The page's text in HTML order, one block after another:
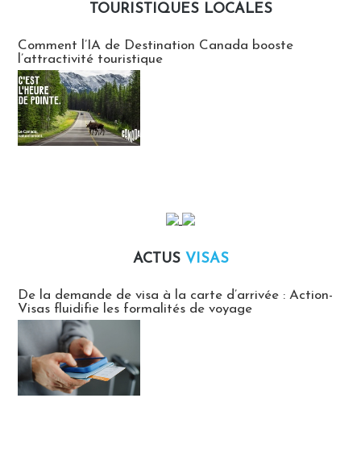
TOURISTIQUES LOCALES
Comment l’IA de Destination Canada booste
l’attractivité touristique
ACTUS VISAS
De la demande de visa à la carte d’arrivée : Action-
Visas fluidifie les formalités de voyage